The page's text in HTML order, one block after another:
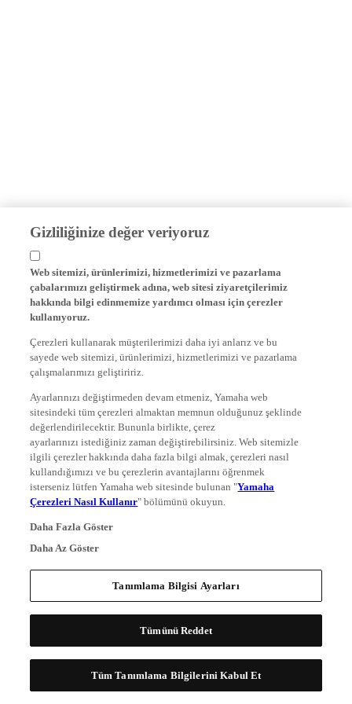
Gizliliğinize değer veriyoruz
Web sitemizi, ürünlerimizi, hizmetlerimizi ve pazarlama
çabalarımızı geliştirmek adına, web sitesi ziyaretçilerimiz
hakkında bilgi edinmemize yardımcı olması için çerezler
kullanıyoruz.
Çerezleri kullanarak müşterilerimizi daha iyi anlarız ve bu
sayede web sitemizi, ürünlerimizi, hizmetlerimizi ve pazarlama
çalışmalarımızı geliştiririz.
Ayarlarınızı değiştirmeden devam etmeniz, Yamaha web
sitesindeki tüm çerezleri almaktan memnun olduğunuz şeklinde
değerlendirilecektir. Bununla birlikte, çerez
ayarlarınızı istediğiniz zaman değiştirebilirsiniz. Web sitemizle
ilgili çerezler hakkında daha fazla bilgi almak, çerezleri nasıl
kullandığımızı ve bu çerezlerin avantajlarını öğrenmek
isterseniz lütfen Yamaha web sitesinde bulunan "Yamaha
Çerezleri Nasıl Kullanır" bölümünü okuyun.
Daha Fazla Göster
Daha Az Göster
Tanımlama Bilgisi Ayarları
Tümünü Reddet
Tüm Tanımlama Bilgilerini Kabul Et